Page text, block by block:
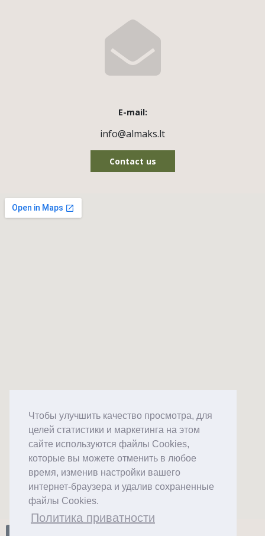
Чтобы улучшить качество просмотра, для
целей статистики и маркетинга на этом
сайте используются файлы Cookies,
которые вы можете отменить в любое
время, изменив настройки вашего
интернет-браузера и удалив сохраненные
файлы Cookies.
Политика приватности
E-mail:
info@almaks.lt
Contact us